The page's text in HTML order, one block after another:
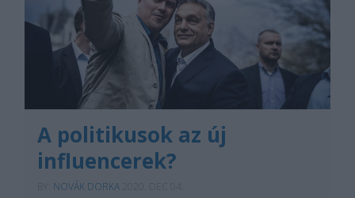
A politikusok az új
influencerek?
NOVÁK DORKA